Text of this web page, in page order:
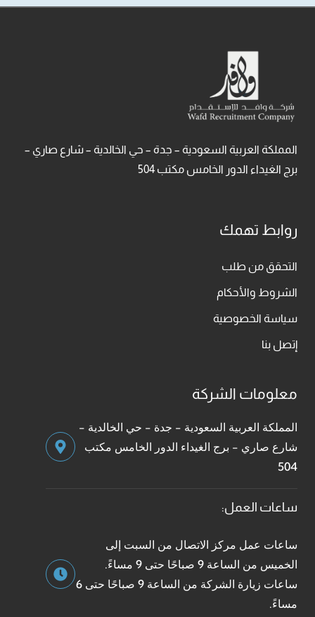
المملكة العربية السعودية – جدة – حي الخالدية – شارع صاري –
برج الغيداء الدور الخامس مكتب 504
روابط تهمك
التحقق من طلب
الشروط والأحكام
سياسة الخصوصية
إتصل بنا
معلومات الشركة
المملكة العربية السعودية - جدة - حي الخالدية -
شارع صاري - برج الغيداء الدور الخامس مكتب
504
ساعات العمل:
ساعات عمل مركز الاتصال من السبت إلى
الخميس من الساعة 9 صباحًا حتى 9 مساءً.
ساعات زيارة الشركة من الساعة 9 صباحًا حتى 6
مساءً.